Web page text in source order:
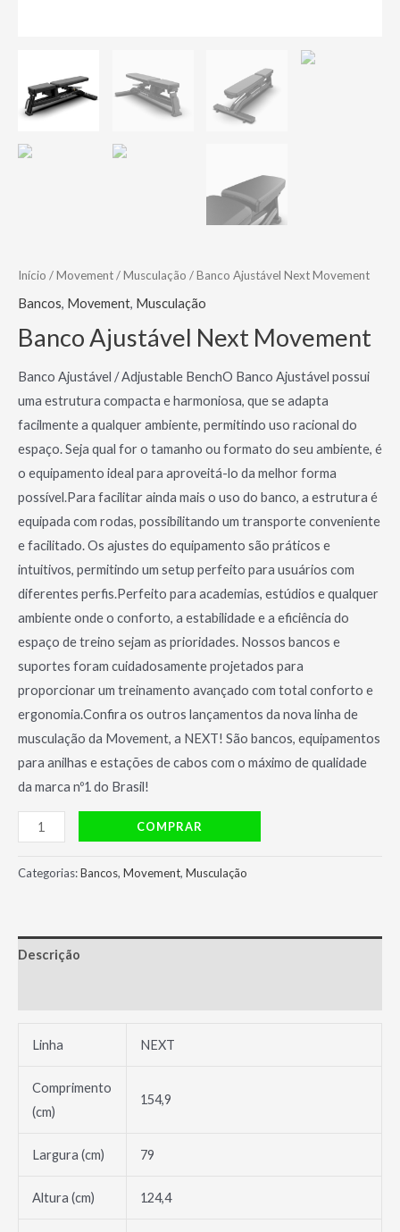
Início /Movement/Musculação / Banco Ajustável Next Movement
Bancos, Movement, Musculação
Banco Ajustável Next Movement
Banco Ajustável / Adjustable BenchO Banco Ajustável possui
uma estrutura compacta e harmoniosa, que se adapta
facilmente a qualquer ambiente, permitindo uso racional do
espaço. Seja qual for o tamanho ou formato do seu ambiente, é
o equipamento ideal para aproveitá-lo da melhor forma
possível.Para facilitar ainda mais o uso do banco, a estrutura é
equipada com rodas, possibilitando um transporte conveniente
e facilitado. Os ajustes do equipamento são práticos e
intuitivos, permitindo um setup perfeito para usuários com
diferentes perfis.Perfeito para academias, estúdios e qualquer
ambiente onde o conforto, a estabilidade e a eficiência do
espaço de treino sejam as prioridades. Nossos bancos e
suportes foram cuidadosamente projetados para
proporcionar um treinamento avançado com total conforto e
ergonomia.Confira os outros lançamentos da nova linha de
musculação da Movement, a NEXT! São bancos, equipamentos
para anilhas e estações de cabos com o máximo de qualidade
da marca nº1 do Brasil!
Banco
Ajustável
Next
COMPRAR
Categorias:Bancos, Movement, Musculação
Descrição
Linha NEXT
Comprimento
(cm)
154,9
Largura (cm) 79
Altura (cm) 124,4